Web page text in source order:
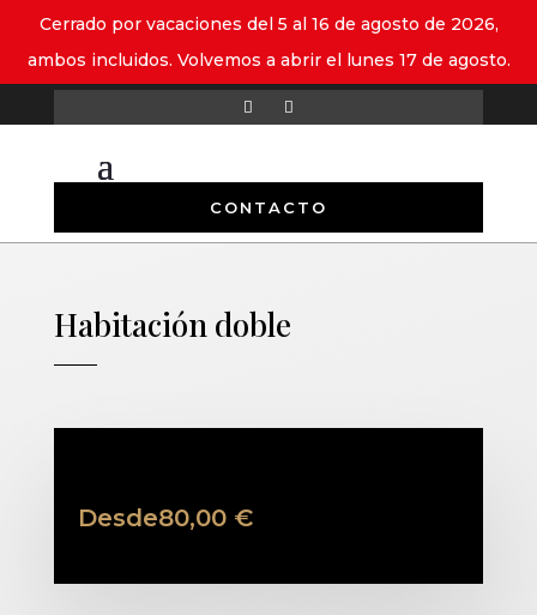
Cerrado por vacaciones del 5 al 16 de agosto de 2026,
ambos incluidos. Volvemos a abrir el lunes 17 de agosto.
CONTACTO
Habitación doble
Desde80,00 €